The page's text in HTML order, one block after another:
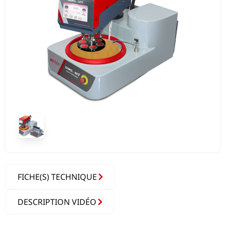
FICHE(S) TECHNIQUE
DESCRIPTION VIDÉO